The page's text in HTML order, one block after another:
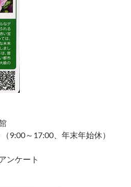
9:00～17:00、年末年始休）
ンケート